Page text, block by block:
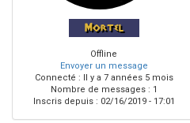
Mortel
Offline
Envoyer un message
Connecté : Il y a 7 années 5 mois
Nombre de messages : 1
Inscris depuis : 02/16/2019 - 17:01